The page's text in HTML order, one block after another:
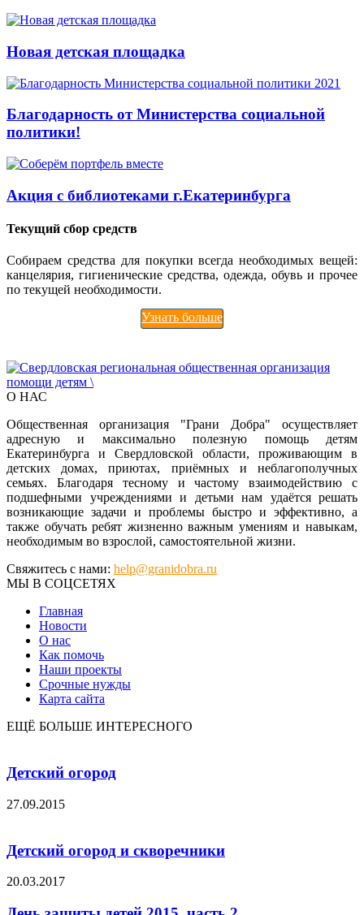
Новая детская площадка
Благодарность от Министерства социальной
политики!
Акция с библиотеками г.Екатеринбурга
Текущий сбор средств
Собираем средства для покупки всегда необходимых вещей:
канцелярия, гигиенические средства, одежда, обувь и прочее
по текущей необходимости.
Узнать больше
О НАС
Общественная организация "Грани Добра" осуществляет
адресную и максимально полезную помощь детям
Екатеринбурга и Свердловской области, проживающим в
детских домах, приютах, приёмных и неблагополучных
семьях. Благодаря тесному и частому взаимодействию с
подшефными учреждениями и детьми нам удаётся решать
возникающие задачи и проблемы быстро и эффективно, а
также обучать ребят жизненно важным умениям и навыкам,
необходимым во взрослой, самостоятельной жизни.
Свяжитесь с нами: help@granidobra.ru
МЫ В СОЦСЕТЯХ
Главная
Новости
О нас
Как помочь
Наши проекты
Срочные нужды
Карта сайта
ЕЩЁ БОЛЬШЕ ИНТЕРЕСНОГО
Детский огород
27.09.2015
Детский огород и скворечники
20.03.2017